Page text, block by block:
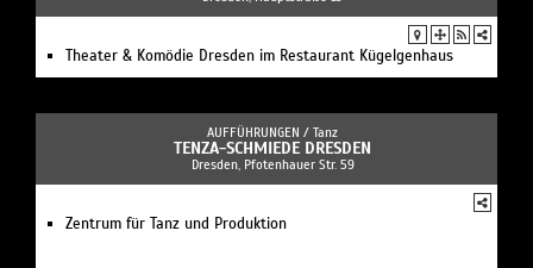
Theater & Komödie Dresden im Restaurant Kügelgenhaus
AUFFÜHRUNGEN / Tanz
TENZA-SCHMIEDE DRESDEN
Dresden, Pfotenhauer Str. 59
Zentrum für Tanz und Produktion